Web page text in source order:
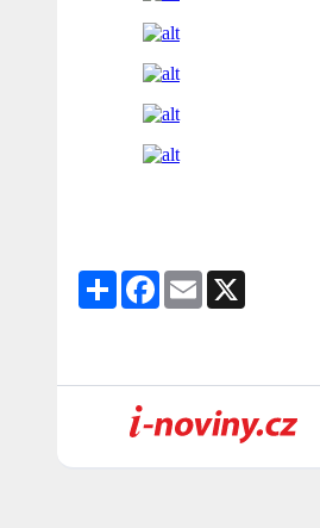
Share Facebook
Email